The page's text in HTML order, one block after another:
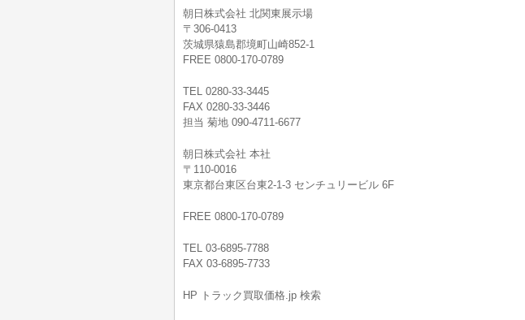
朝日株式会社 北関東展示場
〒306-0413
茨城県猿島郡境町山崎852-1
FREE 0800-170-0789
TEL 0280-33-3445
FAX 0280-33-3446
担当 菊地 090-4711-6677
朝日株式会社 本社
〒110-0016
東京都台東区台東2-1-3 センチュリービル 6F
FREE 0800-170-0789
TEL 03-6895-7788
FAX 03-6895-7733
HP トラック買取価格.jp 検索